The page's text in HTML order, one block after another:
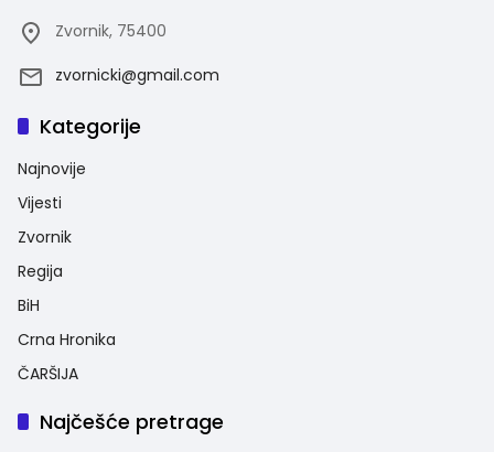
Zvornik, 75400
zvornicki@gmail.com
Kategorije
Najnovije
Vijesti
Zvornik
Regija
BiH
Crna Hronika
ČARŠIJA
Najčešće pretrage